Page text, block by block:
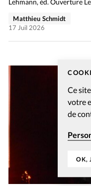
Ce
votre
de
OK,
Lehmann, éd. Ouverture
Matthieu Schmidt
17 Juil 2026